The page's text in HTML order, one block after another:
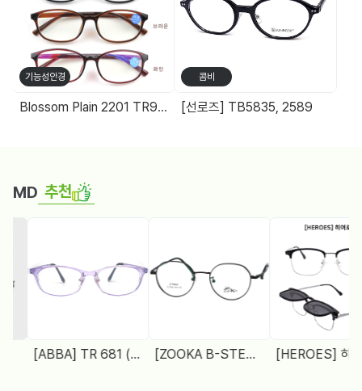
기능성안경
Blossom Plain 2201 TR90청광차단 돋보기(+0.25단위) 14g
콤비
[선로즈] TB5835, 2589
MD 추천
[ABBA] TR 681 (48□18 138) [ZOOKA B-STEEL] Z-2024(9064) 4 COL. 재입고